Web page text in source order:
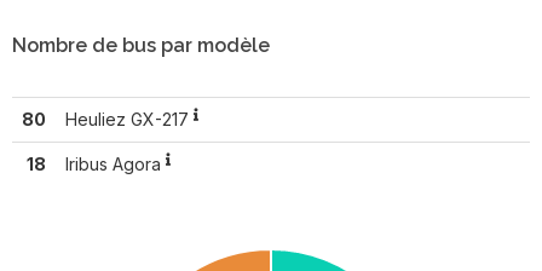
Nombre de bus par modèle
80 Heuliez GX-217
18 Iribus Agora